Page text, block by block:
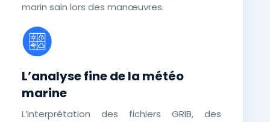
marin sain lors des manœuvres.
L’analyse fine de la météo
marine
L’interprétation des fichiers GRIB, des